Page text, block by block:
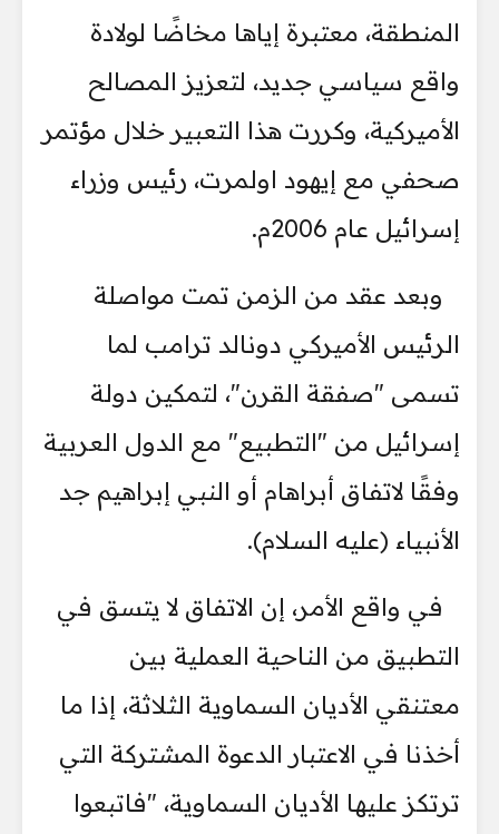
المنطقة، معتبرة إياها مخاضًا لولادة
واقع سياسي جديد، لتعزيز المصالح
الأميركية، وكررت هذا التعبير خلال مؤتمر
صحفي مع إيهود اولمرت، رئيس وزراء
إسرائيل عام 2006م.
وبعد عقد من الزمن تمت مواصلة
الرئيس الأميركي دونالد ترامب لما
تسمى "صفقة القرن"، لتمكين دولة
إسرائيل من "التطبيع" مع الدول العربية
وفقًا لاتفاق أبراهام أو النبي إبراهيم جد
الأنبياء (عليه السلام).
في واقع الأمر، إن الاتفاق لا يتسق في
التطبيق من الناحية العملية بين
معتنقي الأديان السماوية الثلاثة، إذا ما
أخذنا في الاعتبار الدعوة المشتركة التي
ترتكز عليها الأديان السماوية، "فاتبعوا